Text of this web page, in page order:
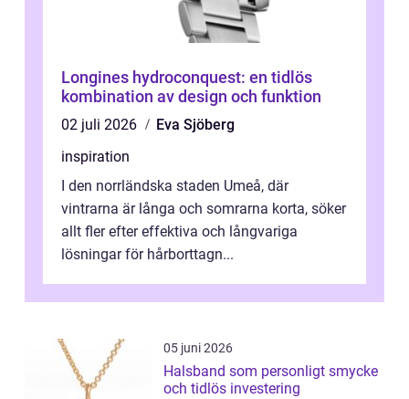
Longines hydroconquest: en tidlös
kombination av design och funktion
02 juli 2026
Eva Sjöberg
inspiration
I den norrländska staden Umeå, där
vintrarna är långa och somrarna korta, söker
allt fler efter effektiva och långvariga
lösningar för hårborttagn...
05 juni 2026
Halsband som personligt smycke
och tidlös investering